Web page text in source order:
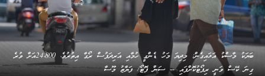
ބަޔަކު މާސްކު އަޅައިގެން: މިދިޔަ މަހު ޑެންގީ ހުމާއި އަރިދަފުސް ރޯގާ އިތުރުވެ، 24،800އަށް ވުރެ
ގިނަ ކޭސް ވަނީ ރިޕޯޓުކޮށްފައި -- ސަން ފޮޓޯ/ ފަޔާޒު މޫސާ